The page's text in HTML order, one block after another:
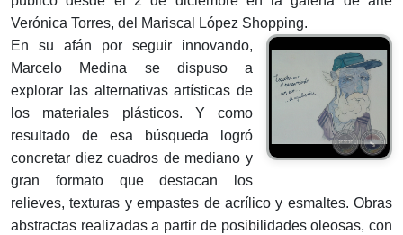
Verónica Torres, del Mariscal López Shopping.
En su afán por seguir innovando,
Marcelo Medina se dispuso a
explorar las alternativas artísticas de
los materiales plásticos. Y como
resultado de esa búsqueda logró
concretar diez cuadros de mediano y
gran formato que destacan los
relieves, texturas y empastes de acrílico y esmaltes. Obras
abstractas realizadas a partir de posibilidades oleosas, con